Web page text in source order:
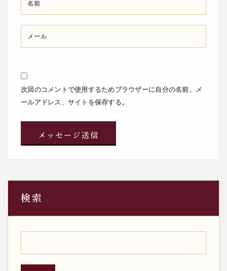
次回のコメントで使用するためブラウザーに自分の名前、メ
ールアドレス、サイトを保存する。
検索